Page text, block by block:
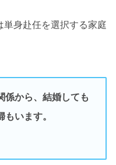
単身赴任を選択する家庭
係から、結婚しても
います。